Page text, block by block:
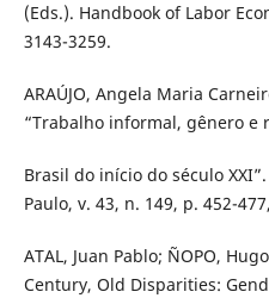
(Eds.). Handbook of Labor
3143-3259.
ARAÚJO, Angela Maria
“Trabalho informal, gênero e
Brasil do início do século
Paulo, v. 43, n. 149, p. 452-
ATAL, Juan Pablo; ÑOPO,
Century, Old Disparities: